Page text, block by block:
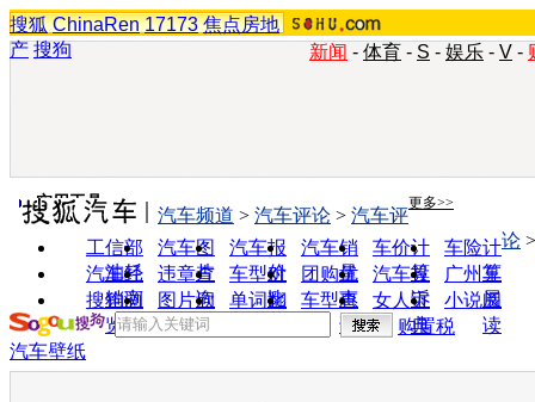
搜狐 ChinaRen 17173 焦点房地
产 搜狗 新闻 - 体育 - S - 娱乐 - V -
实用工具 更多>>
工信部
油耗
汽车图
片
汽车报
价
汽车销
量
车价计
算
车险计
算
汽车经
销商
违章查
询
车型对
比
团购优
惠
汽车投
诉
广州车
展
搜狗浏
览器
图片欣
赏
单词翻
车型查
询
女人宝
典
小说阅
读
汽车频道 > 汽车评论 > 汽车评
论
购置税
汽车壁纸